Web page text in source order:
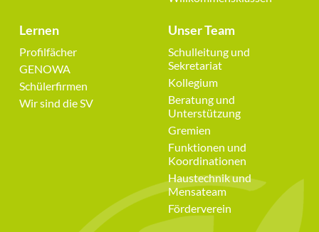
Lernen
Navigation
überspringen
Profilfächer
GENOWA
Schülerfirmen
Wir sind die SV
Unser Team
Navigation
überspringen
Schulleitung und
Sekretariat
Kollegium
Beratung und
Unterstützung
Gremien
Funktionen und
Koordinationen
Haustechnik und
Mensateam
Förderverein